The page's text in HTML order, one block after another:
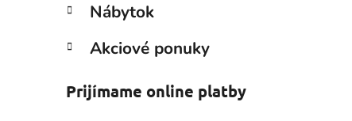
Nábytok
Akciové ponuky
Prijímame online platby